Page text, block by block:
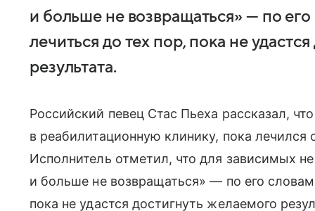
и больше не возвращаться» — по
лечиться до тех пор, пока не
результата.
Российский певец Стас Пьеха рассказал,
в реабилитационную клинику, пока лечился
Исполнитель отметил, что для зависимых
и больше не возвращаться» — по его
пока не удастся достигнуть желаемого